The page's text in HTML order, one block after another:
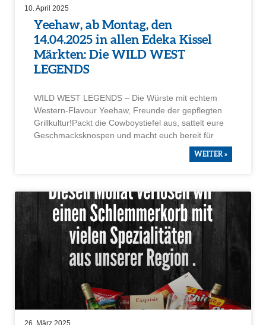
Yeehaw, ab Montag, den
14.04.2025 in allen Edeka Kissel
Märkten: Die WILD WEST
LEGENDS
WILD WEST LEGENDS – Die Würste mit echtem
Western-Flavour Yeehaw, Freunde der gepflegten
Grill­kultur!Packt die Cowboy­stiefel aus, sattelt eure
Geschmacks­knospen und macht euch bereit für
WEITER »
10. April 2025
26. März 2025